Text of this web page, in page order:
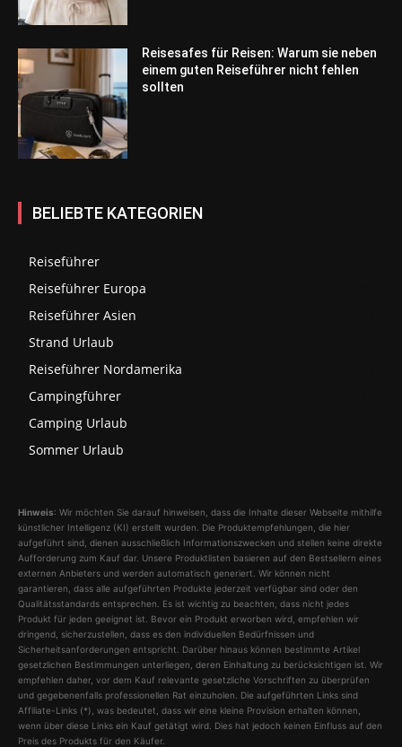
Reisesafes für Reisen: Warum sie neben
einem guten Reiseführer nicht fehlen
sollten
BELIEBTE KATEGORIEN
Reiseführer
Reiseführer Europa
Reiseführer Asien
Strand Urlaub
Reiseführer Nordamerika
Campingführer
Camping Urlaub
Sommer Urlaub
Hinweis: Wir möchten Sie darauf hinweisen, dass die Inhalte dieser Webseite mithilfe
künstlicher Intelligenz (KI) erstellt wurden. Die Produktempfehlungen, die hier
aufgeführt sind, dienen ausschließlich Informationszwecken und stellen keine direkte
Aufforderung zum Kauf dar. Unsere Produktlisten basieren auf den Bestsellern eines
externen Anbieters und werden automatisch generiert. Wir können nicht
garantieren, dass alle aufgeführten Produkte jederzeit verfügbar sind oder den
Qualitätsstandards entsprechen. Es ist wichtig zu beachten, dass nicht jedes
Produkt für jeden geeignet ist. Bevor ein Produkt erworben wird, empfehlen wir
dringend, sicherzustellen, dass es den individuellen Bedürfnissen und
Sicherheitsanforderungen entspricht. Darüber hinaus können bestimmte Artikel
gesetzlichen Bestimmungen unterliegen, deren Einhaltung zu berücksichtigen ist. Wir
empfehlen daher, vor dem Kauf relevante gesetzliche Vorschriften zu überprüfen
und gegebenenfalls professionellen Rat einzuholen. Die aufgeführten Links sind
Affiliate-Links (*), was bedeutet, dass wir eine kleine Provision erhalten können,
wenn über diese Links ein Kauf getätigt wird. Dies hat jedoch keinen Einfluss auf den
Preis des Produkts für den Käufer.